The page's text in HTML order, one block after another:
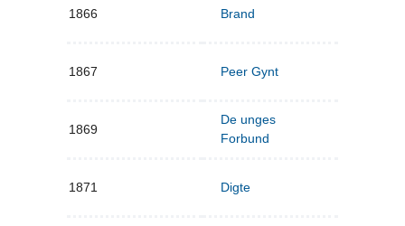
1866 Brand
1867 Peer Gynt
1869
De unges
Forbund
1871 Digte